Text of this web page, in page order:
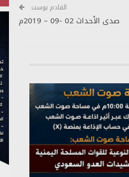
أو
خفض
مستوى
القادم بوست
صدى الأحداث 02 -09 – 2019م